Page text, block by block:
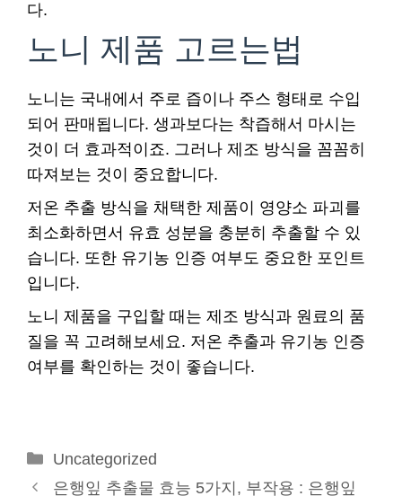
다.
노니 제품 고르는법
노니는 국내에서 주로 즙이나 주스 형태로 수입
되어 판매됩니다. 생과보다는 착즙해서 마시는
것이 더 효과적이죠. 그러나 제조 방식을 꼼꼼히
따져보는 것이 중요합니다.
저온 추출 방식을 채택한 제품이 영양소 파괴를
최소화하면서 유효 성분을 충분히 추출할 수 있
습니다. 또한 유기농 인증 여부도 중요한 포인트
입니다.
노니 제품을 구입할 때는 제조 방식과 원료의 품
질을 꼭 고려해보세요. 저온 추출과 유기농 인증
여부를 확인하는 것이 좋습니다.
카
테
Uncategorized
은행잎 추출물 효능 5가지, 부작용 : 은행잎